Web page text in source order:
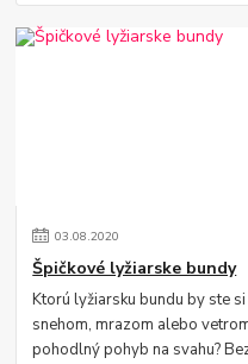
03.08.2020
Špičkové lyžiarske bundy
Ktorú lyžiarsku bundu by ste
snehom, mrazom alebo
pohodlný pohyb na svahu?